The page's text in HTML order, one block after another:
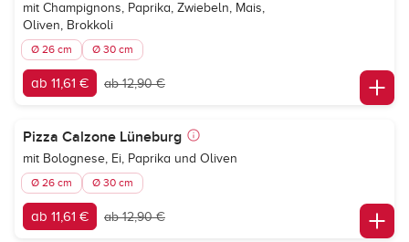
mit Champignons, Paprika, Zwiebeln, Mais,
Oliven, Brokkoli
Ø 26 cm Ø 30 cm
ab 11,61 € ab 12,90 €
Pizza Calzone Lüneburg
mit Bolognese, Ei, Paprika und Oliven
Ø 26 cm Ø 30 cm
ab 11,61 € ab 12,90 €